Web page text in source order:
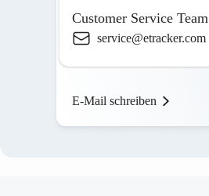
Customer Service Team
service@etracker.com
E-Mail schreiben